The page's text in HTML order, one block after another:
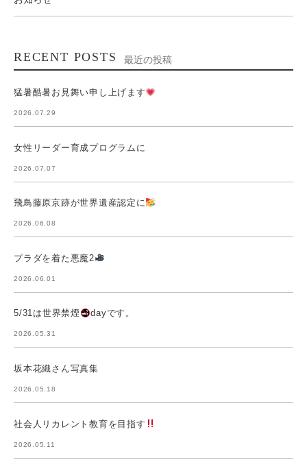
RECENT POSTS 最近の投稿
猛暑酷暑お見舞い申し上げます
2026.07.29
女性リーダー育成プログラムに
2026.07.07
飛鳥藤原京跡が世界遺産認定に
2026.06.08
プラダを着た悪魔2
2026.06.01
5/31は世界禁煙 dayです。
2026.05.31
坂本花織さん写真集
2026.05.18
社会人リカレント教育を目指す
2026.05.11